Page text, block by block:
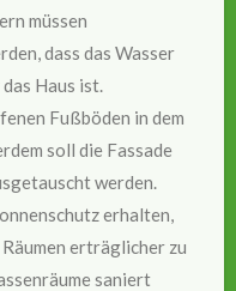
müssen
dass das Wasser
Haus ist.
Fußböden in dem
soll die Fassade
werden.
erhalten,
Räumen erträglicher zu
saniert